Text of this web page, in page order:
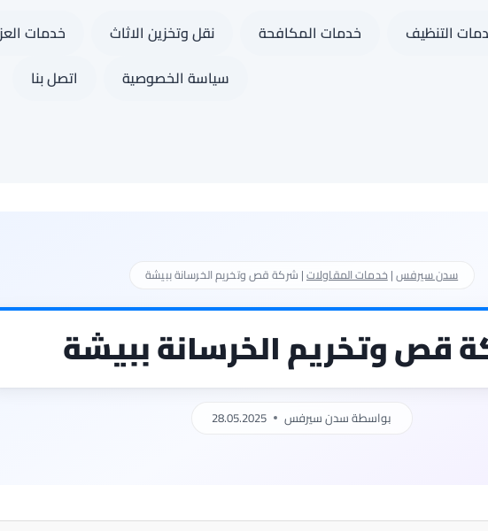
التنظيف خدمات المكافحة نقل وتخزين الاثاث خدمات
سياسة الخصوصية
اتصل بنا
سدن سيرفس|خدمات المقاولات| شركة قص وتخريم الخرسانة ببيشة
قص وتخريم الخرسانة ببيشة
بواسطةسدن سيرفس 28.05.2025